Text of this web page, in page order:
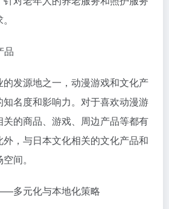
品
的发源地之一，动漫游戏和文化产
名度和影响力。对于喜欢动漫游
的商品、游戏、周边产品等都有
，与日本文化相关的文化产品和
间。
多元化与本地化策略